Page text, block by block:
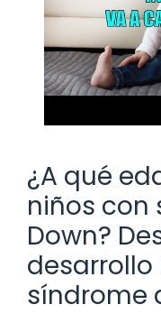
¿A qué
niños con
Down?
desarrollo
síndrome